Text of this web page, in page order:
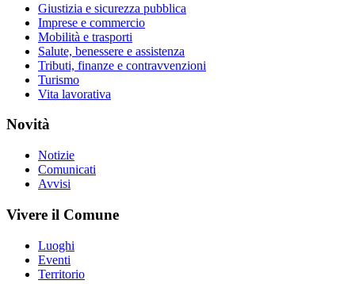
Giustizia e sicurezza pubblica
Imprese e commercio
Mobilità e trasporti
Salute, benessere e assistenza
Tributi, finanze e contravvenzioni
Turismo
Vita lavorativa
Novità
Notizie
Comunicati
Avvisi
Vivere il Comune
Luoghi
Eventi
Territorio